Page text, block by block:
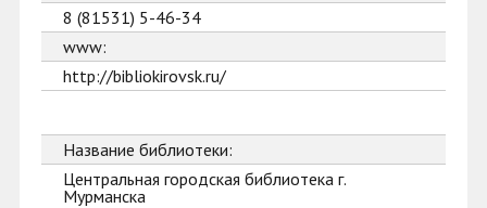
8 (81531) 5-46-34
www:
http://bibliokirovsk.ru/
Название библиотеки:
Центральная городская библиотека г.
Мурманска